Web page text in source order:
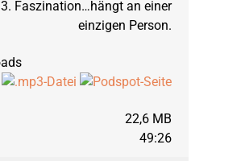
September 2007:
März 2007:
März 2006: Richter,
3. Faszination…hängt an einer
einzigen Person.
22,6 MB
49:26